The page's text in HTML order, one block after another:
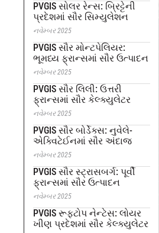
PVGIS સોલર રેન્સ: બ્રિટ્ટેની
પ્રદેશમાં સૌર સિમ્યુલેશન
નવેમ્બર 2025
PVGIS સૌર મોન્ટપેલિયર:
ભૂમધ્ય ફ્રાન્સમાં સૌર ઉત્પાદન
નવેમ્બર 2025
PVGIS સૌર લિલી: ઉત્તરી
ફ્રાન્સમાં સૌર કેલ્ક્યુલેટર
નવેમ્બર 2025
PVGIS સૌર બોર્ડેક્સ: નુવેલે-
એક્વિટેઈનમાં સૌર અંદાજ
નવેમ્બર 2025
PVGIS સૌર સ્ટ્રાસબર્ગ: પૂર્વી
ફ્રાન્સમાં સૌર ઉત્પાદન
નવેમ્બર 2025
PVGIS રૂફટોપ નેન્ટેસ: લોયર
ખીણ પ્રદેશમાં સૌર કેલ્ક્યુલેટર